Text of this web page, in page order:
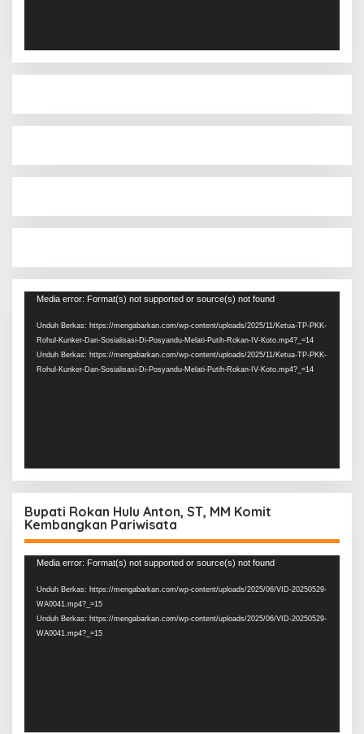
Pemutar
Media error: Format(s) not supported or source(s) not found
Unduh Berkas: https://mengabarkan.com/wp-content/uploads/2025/11/Ketua-TP-PKK-
Rohul-Kunker-Dan-Sosialisasi-Di-Posyandu-Melati-Putih-Rokan-IV-Koto.mp4?_=14
Unduh Berkas: https://mengabarkan.com/wp-content/uploads/2025/11/Ketua-TP-PKK-
Rohul-Kunker-Dan-Sosialisasi-Di-Posyandu-Melati-Putih-Rokan-IV-Koto.mp4?_=14
Bupati Rokan Hulu Anton, ST, MM Komit
Kembangkan Pariwisata
Pemutar
Media error: Format(s) not supported or source(s) not found
Unduh Berkas: https://mengabarkan.com/wp-content/uploads/2025/06/VID-20250529-
WA0041.mp4?_=15
Unduh Berkas: https://mengabarkan.com/wp-content/uploads/2025/06/VID-20250529-
WA0041.mp4?_=15